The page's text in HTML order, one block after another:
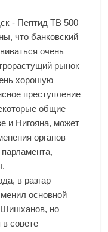
- Пептид TB 500
что банковский
очень
рынок
хорошую
преступление
общие
и Нигояна, может
органов
в разгар
основной
Шишханов, но
совете